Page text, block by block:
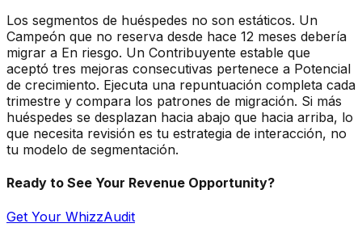
Los segmentos de huéspedes no son estáticos. Un
Campeón que no reserva desde hace 12 meses debería
migrar a En riesgo. Un Contribuyente estable que
aceptó tres mejoras consecutivas pertenece a Potencial
de crecimiento. Ejecuta una repuntuación completa cada
trimestre y compara los patrones de migración. Si más
huéspedes se desplazan hacia abajo que hacia arriba, lo
que necesita revisión es tu estrategia de interacción, no
tu modelo de segmentación.
Ready to See Your Revenue Opportunity?
Get Your WhizzAudit